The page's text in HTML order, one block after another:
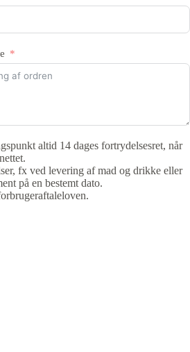
altid 14 dages fortrydelsesret, når
fx ved levering af mad og drikke eller
på en bestemt dato.